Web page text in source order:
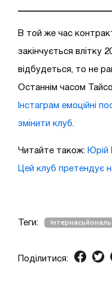
В той же час
закінчується влітку
відбудеться, то не
Останнім часом
Інстаграм емоційні
змінити клуб
Читайте також: Юрій
Цей клуб претендує
Теги: Інтернасьйональ
Поділитися: